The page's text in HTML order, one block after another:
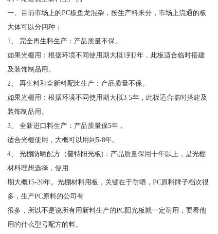
一、目前市场上的PC板鱼龙混杂，按生产料来分，市场上流通的板
大体可以分四种：
1、 完全再生料生产：产品质量不保。
如果光棚用：根据环境不同使用期大概1到2年，此板适合临时搭建
及装饰制品用。
2、 再生料和全新料配比生产：产品质量不保。
如果光棚用：根据环境不同使用期大概3-5年，此板适合临时搭建及
装饰制品用。
3、 全新进口料生产：产品质量保5年，
适合光棚使用，大概可以用到5-8年。
4、 光棚防晒配方（普特阳光板)：产品质量保用十年以上，是光棚
材料理想选择，使用
期大概15-20年。光棚材料用板，关键在于耐晒，PC原料牌子档次很
多，生产PC原料的公司有
很多，所以不是说所有用新料生产的PC阳光板就一定耐用，要看他
用的什么型号配方的料。